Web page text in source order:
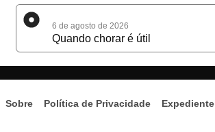
6 de agosto de 2026
Quando chorar é útil
Sobre Política de Privacidade Expediente